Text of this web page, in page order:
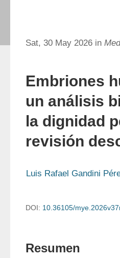
Sat, 30 May 2026 in
Embriones
un análisis
la dignidad
revisión
Luis Rafael Gandini
DOI: 10.36105/
Resumen